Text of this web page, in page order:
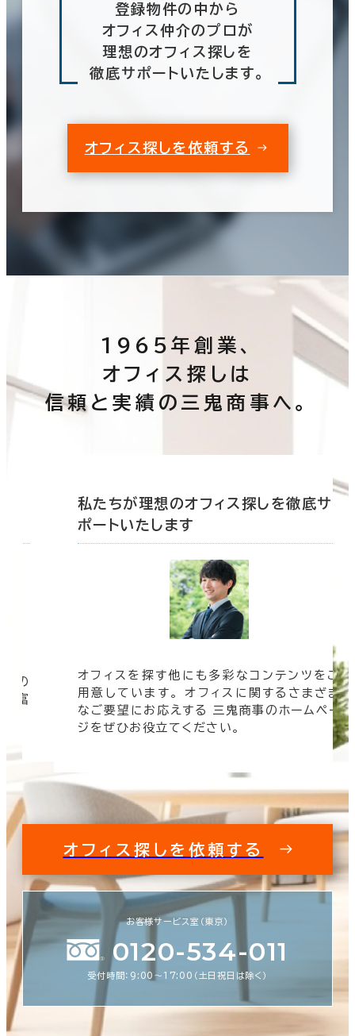
登録物件の中から
オフィス仲介のプロが
理想のオフィス探しを
徹底サポートいたします。
オフィス探しを依頼する
1965年創業、
オフィス探しは
信頼と実績の三鬼商事へ。
の
豊富
私たちが理想のオフィス探しを徹底サ
ポートいたします
オフィスを探す他にも多彩なコンテンツをご
用意しています。 オフィスに関するさまざま
なご要望にお応えする 三鬼商事のホームペー
ジをぜひお役立てください。
オフィス探しを依頼する
お客様サービス室（東京）
0120-534-011
受付時間：9:00〜17:00（土日祝日は除く）